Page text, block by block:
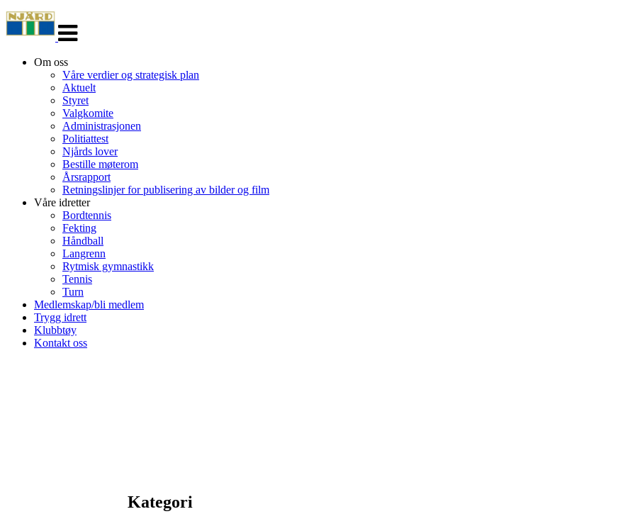
navigasjon
Om oss
Våre verdier og strategisk plan
Aktuelt
Styret
Valgkomite
Administrasjonen
Politiattest
Njårds lover
Bestille møterom
Årsrapport
Retningslinjer for publisering av bilder og film
Våre idretter
Bordtennis
Fekting
Håndball
Langrenn
Rytmisk gymnastikk
Tennis
Turn
Medlemskap/bli medlem
Trygg idrett
Klubbtøy
Kontakt oss
Kategori